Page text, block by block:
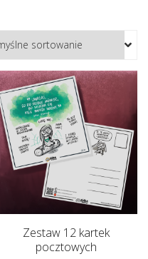
Zestaw 12 kartek
pocztowych